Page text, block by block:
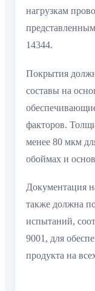
нагрузкам
14344.
Покрытия
составы на
факторов.
менее 80 мкм
обоймах и
Документация
также должна
испытаний,
9001, для
продукта на